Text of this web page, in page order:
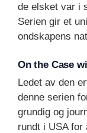
de elsket var i
Serien gir et
ondskapens
On the Case
Ledet av den
denne serien
grundig og
rundt i USA for